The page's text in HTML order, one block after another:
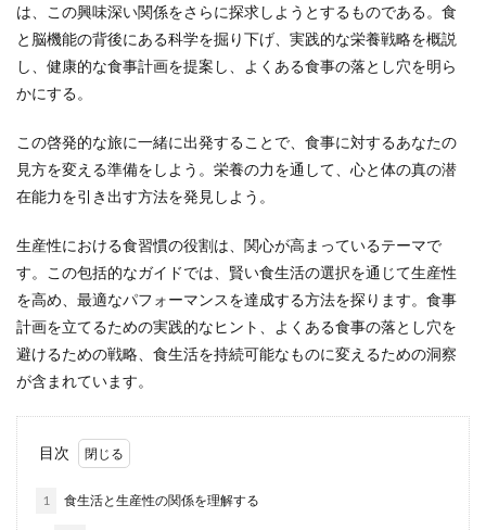
は、この興味深い関係をさらに探求しようとするものである。食
と脳機能の背後にある科学を掘り下げ、実践的な栄養戦略を概説
し、健康的な食事計画を提案し、よくある食事の落とし穴を明ら
かにする。
この啓発的な旅に一緒に出発することで、食事に対するあなたの
見方を変える準備をしよう。栄養の力を通して、心と体の真の潜
在能力を引き出す方法を発見しよう。
生産性における食習慣の役割は、関心が高まっているテーマで
す。この包括的なガイドでは、賢い食生活の選択を通じて生産性
を高め、最適なパフォーマンスを達成する方法を探ります。食事
計画を立てるための実践的なヒント、よくある食事の落とし穴を
避けるための戦略、食生活を持続可能なものに変えるための洞察
が含まれています。
目次
1 食生活と生産性の関係を理解する